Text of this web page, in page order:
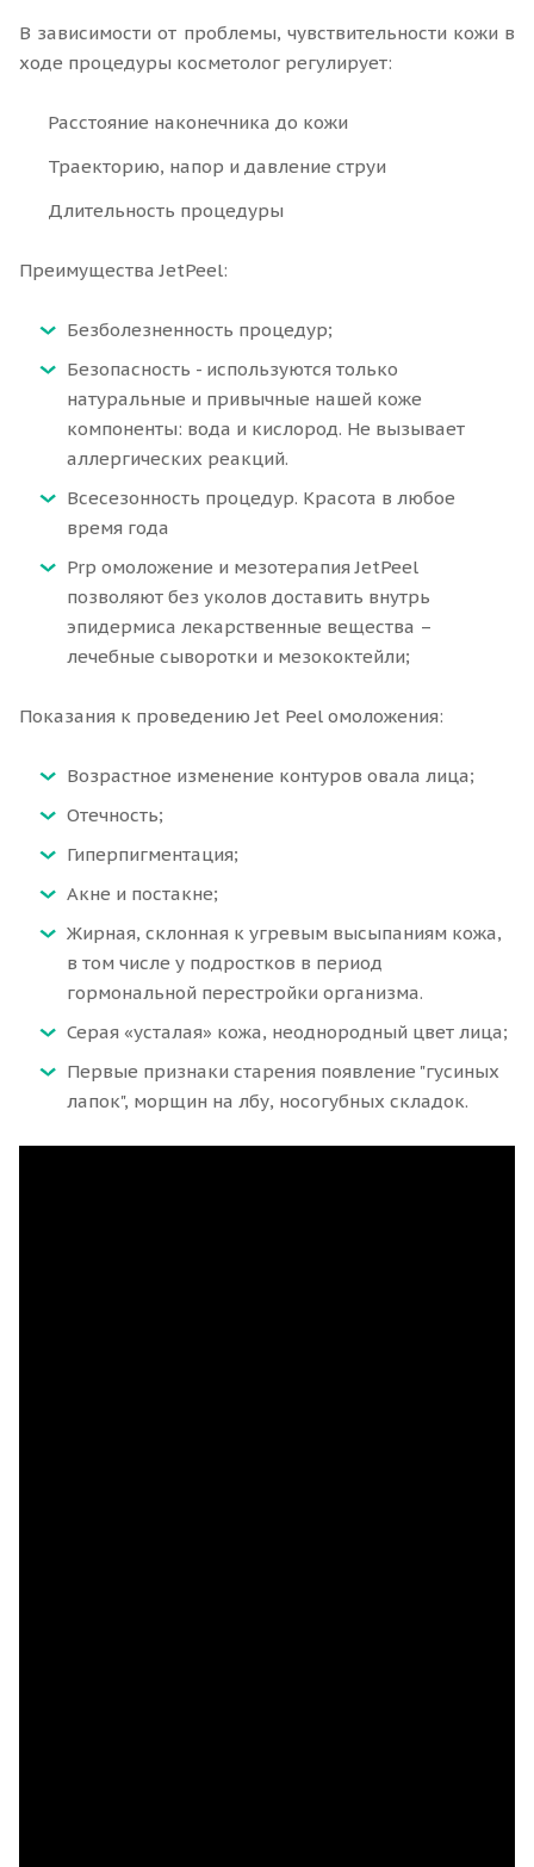
В зависимости от проблемы, чувствительности кожи в
ходе процедуры косметолог регулирует:
Расстояние наконечника до кожи
Траекторию, напор и давление струи
Длительность процедуры
Преимущества JetPeel:
Безболезненность процедур;
Безопасность - используются только
натуральные и привычные нашей коже
компоненты: вода и кислород. Не вызывает
аллергических реакций.
Всесезонность процедур. Красота в любое
время года
Prp омоложение и мезотерапия JetPeel
позволяют без уколов доставить внутрь
эпидермиса лекарственные вещества –
лечебные сыворотки и мезококтейли;
Показания к проведению Jet Peel омоложения:
Возрастное изменение контуров овала лица;
Отечность;
Гиперпигментация;
Акне и постакне;
Жирная, склонная к угревым высыпаниям кожа,
в том числе у подростков в период
гормональной перестройки организма.
Серая «усталая» кожа, неоднородный цвет лица;
Первые признаки старения появление "гусиных
лапок", морщин на лбу, носогубных складок.